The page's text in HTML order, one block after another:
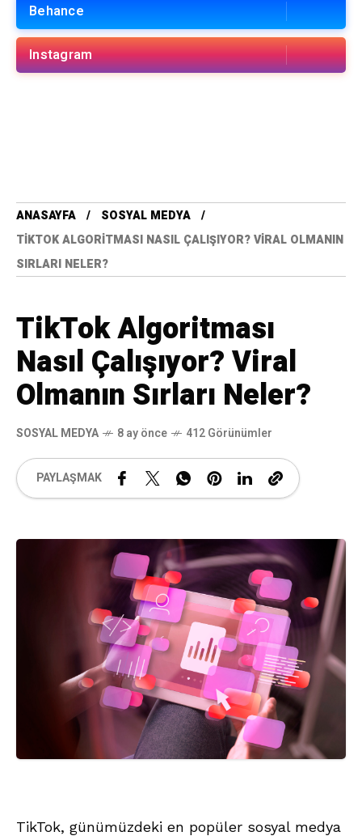
Behance
Instagram
ANASAYFA
SOSYAL MEDYA
TIKTOK ALGORITMASI NASIL ÇALIŞIYOR? VIRAL OLMANIN
SIRLARI NELER?
TikTok Algoritması
Nasıl Çalışıyor? Viral
Olmanın Sırları Neler?
SOSYAL MEDYA 8 ay önce 412 Görünümler
PAYLAŞMAK
TikTok, günümüzdeki en popüler sosyal medya